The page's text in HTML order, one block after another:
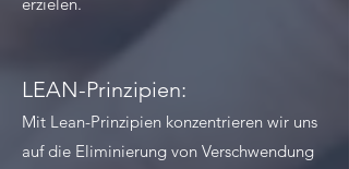
Mit Lean-Prinzipien konzentrieren wir uns
auf die Eliminierung von Verschwendung
LEAN-Prinzipien: